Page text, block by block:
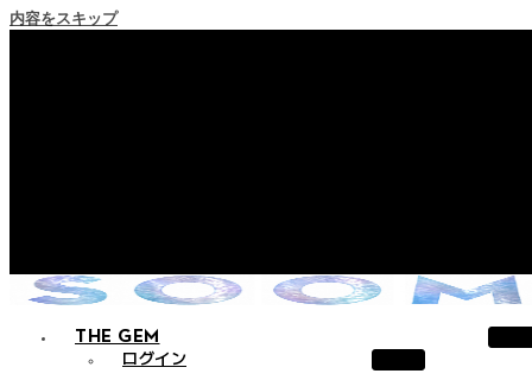
内容をスキップ
THE GEM
ログイン